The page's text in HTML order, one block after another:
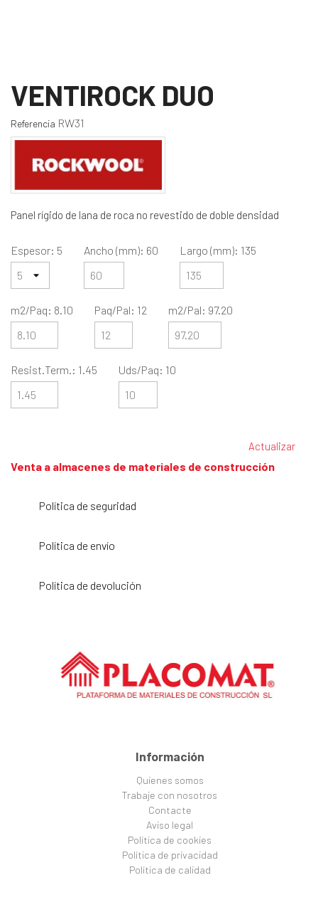
VENTIROCK DUO
Referencia RW31
Panel rígido de lana de roca no revestido de doble densidad
Espesor: 5 Ancho (mm): 60 Largo (mm): 135
m2/Paq: 8.10 Paq/Pal: 12 m2/Pal: 97.20
Resist.Term.: 1.45 Uds/Paq: 10
Venta a almacenes de materiales de construcción
Política de seguridad
Política de envío
Política de devolución
Información
Quienes somos
Trabaje con nosotros
Contacte
Aviso legal
Política de cookies
Política de privacidad
Política de calidad